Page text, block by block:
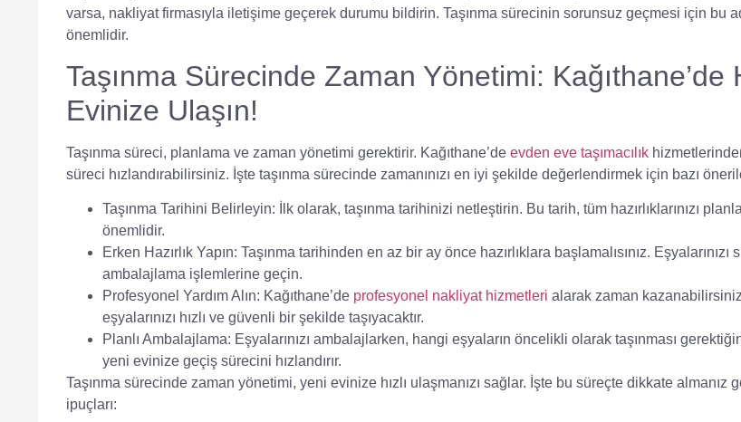
varsa, nakliyat firmasıyla iletişime geçerek durumu bildirin. Taşınma sürecinin sorunsuz geçmesi için bu
önemlidir.
Taşınma Sürecinde Zaman Yönetimi: Kağıthane’de
Evinize Ulaşın!
Taşınma süreci, planlama ve zaman yönetimi gerektirir. Kağıthane’de evden eve taşımacılık
süreci hızlandırabilirsiniz. İşte taşınma sürecinde zamanınızı en iyi şekilde değerlendirmek için bazı
Taşınma Tarihini Belirleyin: İlk olarak, taşınma tarihinizi netleştirin. Bu tarih, tüm hazırlıklarınızı
önemlidir.
Erken Hazırlık Yapın: Taşınma tarihinden en az bir ay önce hazırlıklara başlamalısınız. Eşyalarınızı
ambalajlama işlemlerine geçin.
Profesyonel Yardım Alın: Kağıthane’de profesyonel nakliyat hizmetleri alarak zaman
eşyalarınızı hızlı ve güvenli bir şekilde taşıyacaktır.
Planlı Ambalajlama: Eşyalarınızı ambalajlarken, hangi eşyaların öncelikli olarak taşınması
yeni evinize geçiş sürecini hızlandırır.
Taşınma sürecinde zaman yönetimi, yeni evinize hızlı ulaşmanızı sağlar. İşte bu süreçte dikkate almanız
ipuçları: